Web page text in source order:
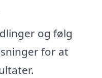
og følg
for at